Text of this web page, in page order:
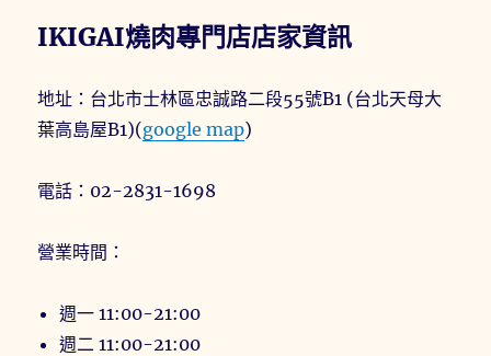
IKIGAI燒肉專門店店家資訊
地址：台北市士林區忠誠路二段55號B1 (台北天母大
葉高島屋B1)(google map)
電話：02-2831-1698
營業時間：
週一 11:00-21:00
週二 11:00-21:00